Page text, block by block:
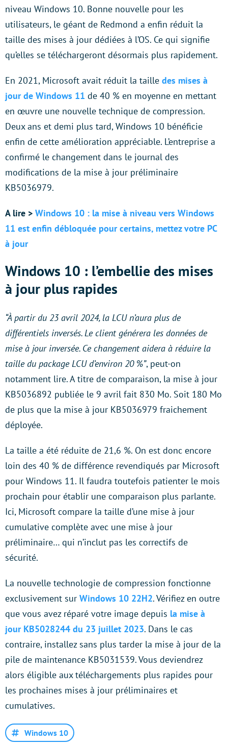
niveau Windows 10. Bonne nouvelle pour les
utilisateurs, le géant de Redmond a enfin réduit la
taille des mises à jour dédiées à l’OS. Ce qui signifie
qu’elles se téléchargeront désormais plus rapidement.
En 2021, Microsoft avait réduit la taille des mises à
jour de Windows 11 de 40 % en moyenne en mettant
en œuvre une nouvelle technique de compression.
Deux ans et demi plus tard, Windows 10 bénéficie
enfin de cette amélioration appréciable. L’entreprise a
confirmé le changement dans le journal des
modifications de la mise à jour préliminaire
KB5036979.
A lire > Windows 10 : la mise à niveau vers Windows
11 est enfin débloquée pour certains, mettez votre PC
à jour
Windows 10 : l’embellie des mises
à jour plus rapides
“À partir du 23 avril 2024, la LCU n’aura plus de
différentiels inversés. Le client générera les données de
mise à jour inversée. Ce changement aidera à réduire la
taille du package LCU d’environ 20 %”, peut-on
notamment lire. A titre de comparaison, la mise à jour
KB5036892 publiée le 9 avril fait 830 Mo. Soit 180 Mo
de plus que la mise à jour KB5036979 fraichement
déployée.
La taille a été réduite de 21,6 %. On est donc encore
loin des 40 % de différence revendiqués par Microsoft
pour Windows 11. Il faudra toutefois patienter le mois
prochain pour établir une comparaison plus parlante.
Ici, Microsoft compare la taille d’une mise à jour
cumulative complète avec une mise à jour
préliminaire… qui n’inclut pas les correctifs de
sécurité.
La nouvelle technologie de compression fonctionne
exclusivement sur Windows 10 22H2. Vérifiez en outre
que vous avez réparé votre image depuis la mise à
jour KB5028244 du 23 juillet 2023. Dans le cas
contraire, installez sans plus tarder la mise à jour de la
pile de maintenance KB5031539. Vous deviendrez
alors éligible aux téléchargements plus rapides pour
les prochaines mises à jour préliminaires et
cumulatives.
Windows 10